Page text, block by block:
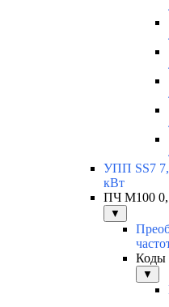
УПП SS7
кВт
ПЧ M100
▼
Коды
▼